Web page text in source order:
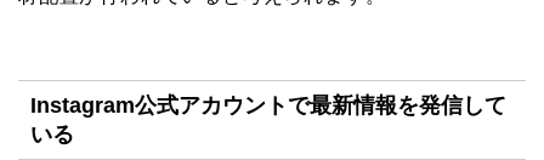
Instagram公式アカウントで最新情報を発信して
いる